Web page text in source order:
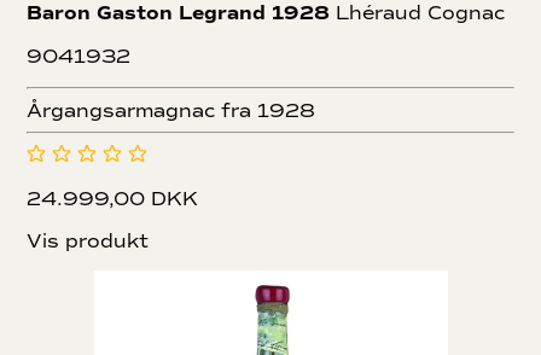
Baron Gaston Legrand 1928 Lhéraud Cognac
9041932
Årgangsarmagnac fra 1928
24.999,00 DKK
Vis produkt